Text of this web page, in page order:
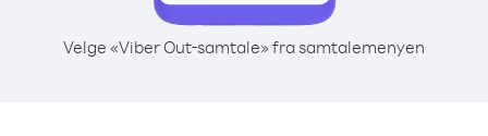
Velge «Viber Out-samtale» fra samtalemenyen